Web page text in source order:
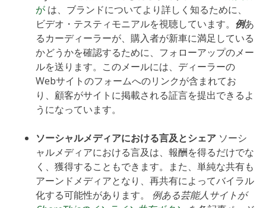
が は、ブランドについてより詳しく知るために、
ビデオ・テスティモニアルを視聴しています。 例あ
るカーディーラーが、購入者が新車に満足している
かどうかを確認するために、フォローアップのメー
ルを送ります。このメールには、ディーラーの
Webサイトのフォームへのリンクが含まれてお
り、顧客がサイトに掲載される証言を提出できるよ
うになっています。
ソーシャルメディアにおける言及とシェア ソーシ
ャルメディアにおける言及は、報酬を得るだけでな
く、獲得することもできます。また、単純な共有も
アーンドメディアとなり、再共有によってバイラル
化する可能性があります。 例ある芸能人サイトが